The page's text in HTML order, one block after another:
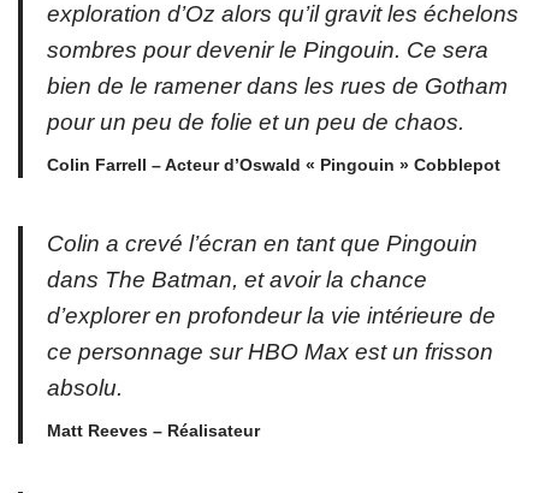
exploration d’Oz alors qu’il gravit les échelons
sombres pour devenir le Pingouin. Ce sera
bien de le ramener dans les rues de Gotham
pour un peu de folie et un peu de chaos.
Colin Farrell – Acteur d’Oswald « Pingouin » Cobblepot
Colin a crevé l’écran en tant que Pingouin
dans The Batman, et avoir la chance
d’explorer en profondeur la vie intérieure de
ce personnage sur HBO Max est un frisson
absolu.
Matt Reeves – Réalisateur